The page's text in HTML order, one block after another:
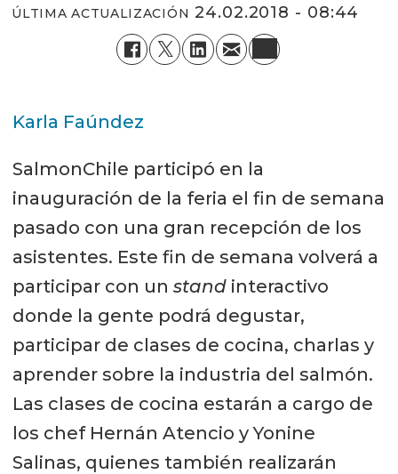
ÚLTIMA ACTUALIZACIÓN 24.02.2018 - 08:44
Karla Faúndez
SalmonChile participó en la
inauguración de la feria el fin de semana
pasado con una gran recepción de los
asistentes. Este fin de semana volverá a
participar con un standinteractivo
donde la gente podrá degustar,
participar de clases de cocina, charlas y
aprender sobre la industria del salmón.
Las clases de cocina estarán a cargo de
los chef Hernán Atencio y Yonine
Salinas, quienes también realizarán